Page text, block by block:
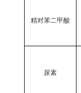
精对苯二甲酸
尿素